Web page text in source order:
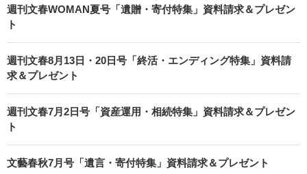
週刊文春WOMAN夏号「遺贈・寄付特集」資料請求＆プレゼン
ト
週刊文春8月13日・20日号「終活・エンディング特集」資料請
求＆プレゼント
週刊文春7月2日号「資産運用・相続特集」資料請求＆プレゼン
ト
文藝春秋7月号「遺言・寄付特集」資料請求＆プレゼント